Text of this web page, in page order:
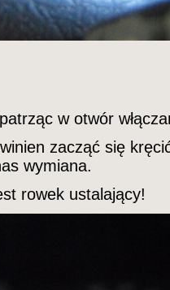
w otwór
zacząć się
wymiana.
rowek ustalający!